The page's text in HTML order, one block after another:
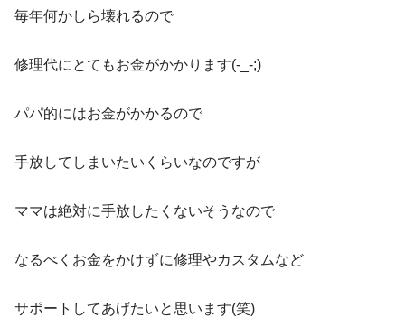
毎年何かしら壊れるので
修理代にとてもお金がかかります(-_-;)
パパ的にはお金がかかるので
手放してしまいたいくらいなのですが
ママは絶対に手放したくないそうなので
なるべくお金をかけずに修理やカスタムなど
サポートしてあげたいと思います(笑)